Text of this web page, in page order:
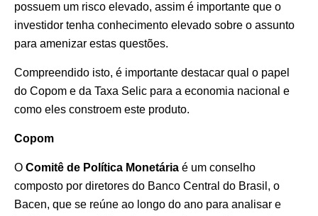
possuem um risco elevado, assim é importante que o
investidor tenha conhecimento elevado sobre o assunto
para amenizar estas questões.
Compreendido isto, é importante destacar qual o papel
do Copom e da Taxa Selic para a economia nacional e
como eles constroem este produto.
Copom
O Comitê de Política Monetária é um conselho
composto por diretores do Banco Central do Brasil, o
Bacen, que se reúne ao longo do ano para analisar e